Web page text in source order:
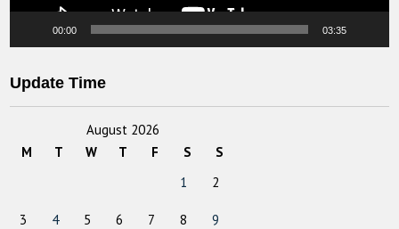
00:00 03:35
Update Time
August 2026
M
T W T F S
S
1
2
3 4 5 6 7 8 9